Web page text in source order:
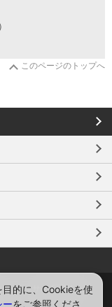
このページのトップへ
ー
サイトポリシー
的に、Cookieを使
ーをご参照くださ